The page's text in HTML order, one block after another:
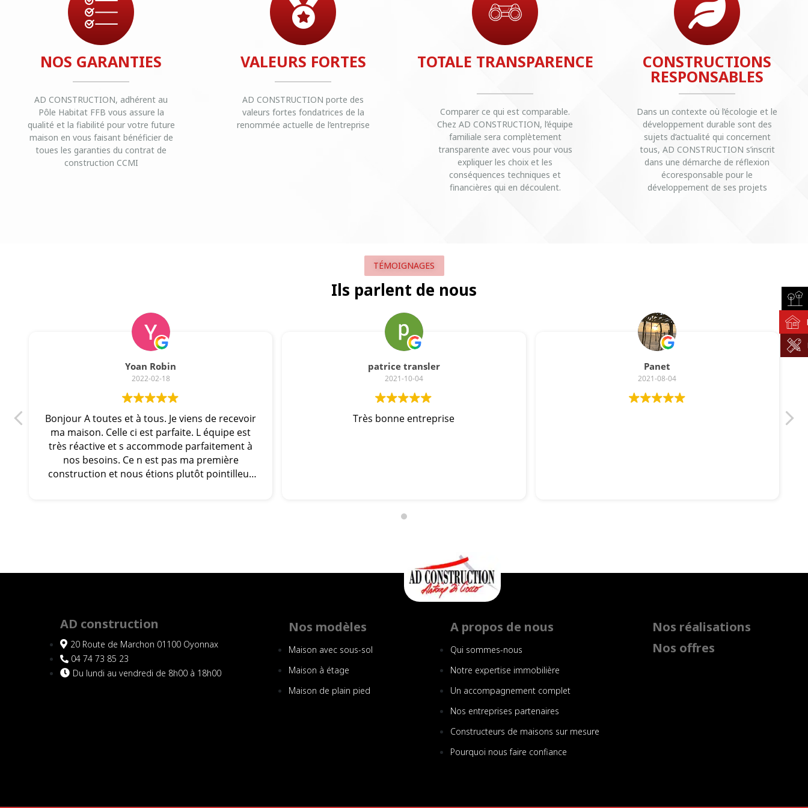
NOS GARANTIES
AD CONSTRUCTION, adhérent au
Pôle Habitat FFB vous assure la
qualité et la fiabilité pour votre future
maison en vous faisant bénéficier de
toues les garanties du contrat de
construction CCMI
VALEURS FORTES
AD CONSTRUCTION porte des
valeurs fortes fondatrices de la
renommée actuelle de l’entreprise
TOTALE TRANSPARENCE
Comparer ce qui est comparable.
Chez AD CONSTRUCTION, l’équipe
familiale sera complètement
transparente avec vous pour vous
expliquer les choix et les
conséquences techniques et
financières qui en découlent.
CONSTRUCTIONS
RESPONSABLES
Dans un contexte où l’écologie et le
développement durable sont des
sujets d’actualité qui concernent
tous, AD CONSTRUCTION s’inscrit
dans une démarche de réflexion
écoresponsable pour le
développement de ses projets
TÉMOIGNAGES
Ils parlent de nous
Yoan Robin
2022-02-18
Bonjour A toutes et à tous. Je viens de recevoir
ma maison. Celle ci est parfaite. L équipe est
très réactive et s accommode parfaitement à
nos besoins. Ce n est pas ma première
construction et nous étions plutôt pointilleux
patrice transler
2021-10-04
Très bonne entreprise
Panet
2021-08-04
AD construction
20 Route de Marchon 01100 Oyonnax
04 74 73 85 23
Du lundi au vendredi de 8h00 à 18h00
Nos modèles
Maison avec sous-sol
Maison à étage
Maison de plain pied
A propos de nous
Qui sommes-nous
Notre expertise immobilière
Un accompagnement complet
Nos entreprises partenaires
Constructeurs de maisons sur mesure
Pourquoi nous faire confiance
Nos réalisations
Nos offres